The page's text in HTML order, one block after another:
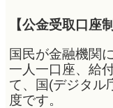
【公金受取口座
国民が金融機関
一人一口座、給
て、国(デジタル
度です。